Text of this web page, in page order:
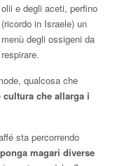
olii e degli aceti, perfino
(ricordo in Israele) un
menù degli ossigeni da
respirare.
qualcosa che
cultura che allarga i
sta percorrendo
magari diverse